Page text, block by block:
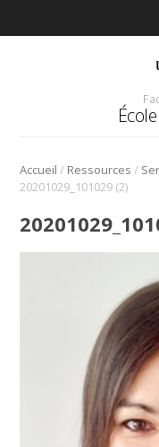
Accueil / Ressources /
20201029_101029 (2)